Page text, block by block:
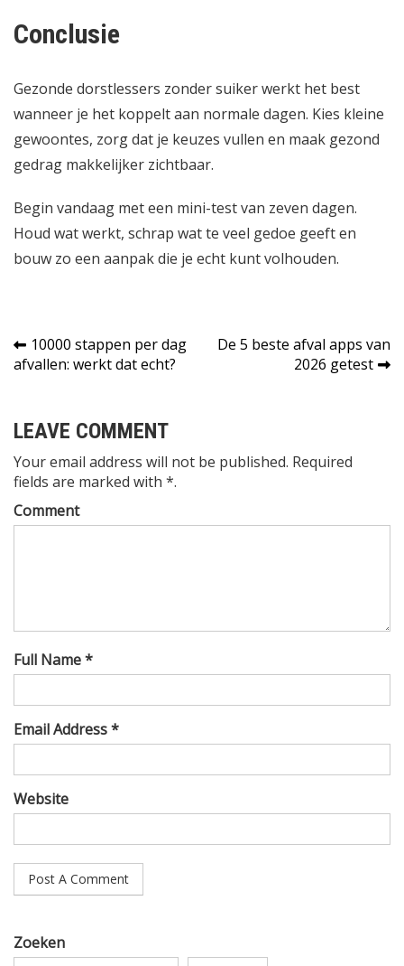
Conclusie
Gezonde dorstlessers zonder suiker werkt het best
wanneer je het koppelt aan normale dagen. Kies kleine
gewoontes, zorg dat je keuzes vullen en maak gezond
gedrag makkelijker zichtbaar.
Begin vandaag met een mini-test van zeven dagen.
Houd wat werkt, schrap wat te veel gedoe geeft en
bouw zo een aanpak die je echt kunt volhouden.
Bericht
navigatie
10000 stappen per dag
afvallen: werkt dat echt?
De 5 beste afval apps van
2026 getest
LEAVE COMMENT
Your email address will not be published. Required
fields are marked with *.
Comment
Full Name *
Email Address *
Website
Zoeken